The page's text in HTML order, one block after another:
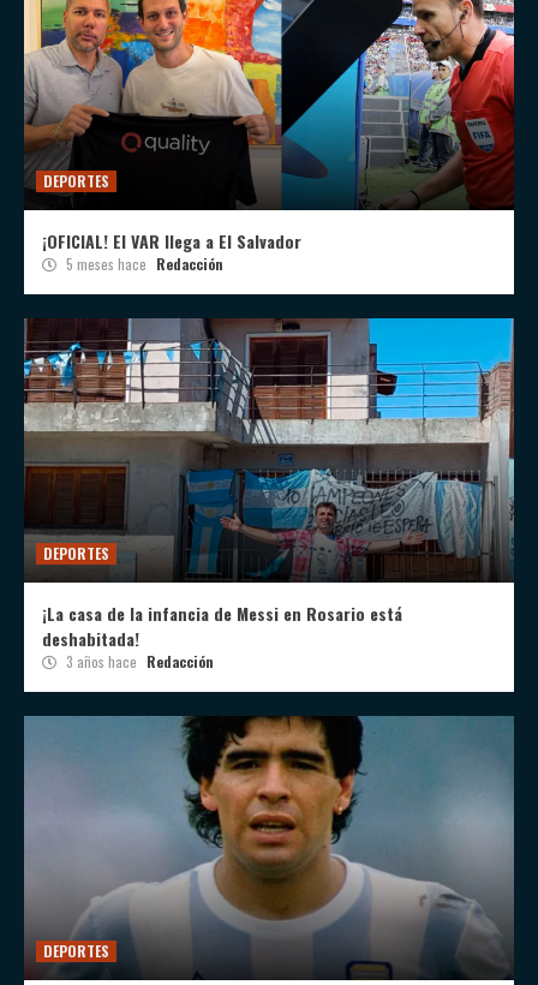
DEPORTES
¡OFICIAL! El VAR llega a El Salvador
5 meses hace Redacción
DEPORTES
¡La casa de la infancia de Messi en Rosario está
deshabitada!
3 años hace Redacción
DEPORTES